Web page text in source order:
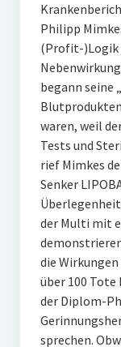
Philipp
(Profit-)Logik
begann seine
waren, weil
Tests und
rief Mimkes
Senker
der Multi mit
die
über 100 Tote
der Diplom-
sprechen.